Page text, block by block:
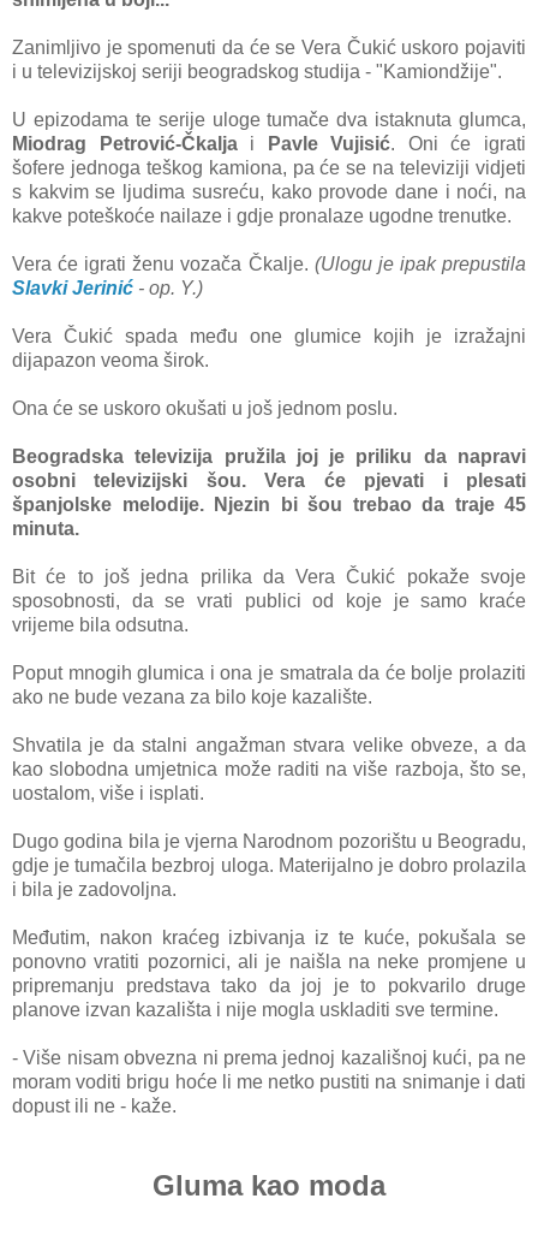
Zanimljivo je spomenuti da će se Vera Čukić uskoro pojaviti
i u televizijskoj seriji beogradskog studija - "Kamiondžije".
U epizodama te serije uloge tumače dva istaknuta glumca,
Miodrag Petrović-Čkaljai Pavle Vujisić. Oni će igrati
šofere jednoga teškog kamiona, pa će se na televiziji vidjeti
s kakvim se ljudima susreću, kako provode dane i noći, na
kakve poteškoće nailaze i gdje pronalaze ugodne trenutke.
Vera će igrati ženu vozača Čkalje. (Ulogu je ipak prepustila
Slavki Jerinić - op. Y.)
Vera Čukić spada među one glumice kojih je izražajni
dijapazon veoma širok.
Ona će se uskoro okušati u još jednom poslu.
Beogradska televizija pružila joj je priliku da napravi
osobni televizijski šou. Vera će pjevati i plesati
španjolske melodije. Njezin bi šou trebao da traje 45
minuta.
Bit će to još jedna prilika da Vera Čukić pokaže svoje
sposobnosti, da se vrati publici od koje je samo kraće
vrijeme bila odsutna.
Poput mnogih glumica i ona je smatrala da će bolje prolaziti
ako ne bude vezana za bilo koje kazalište.
Shvatila je da stalni angažman stvara velike obveze, a da
kao slobodna umjetnica može raditi na više razboja, što se,
uostalom, više i isplati.
Dugo godina bila je vjerna Narodnom pozorištu u Beogradu,
gdje je tumačila bezbroj uloga. Materijalno je dobro prolazila
i bila je zadovoljna.
Međutim, nakon kraćeg izbivanja iz te kuće, pokušala se
ponovno vratiti pozornici, ali je naišla na neke promjene u
pripremanju predstava tako da joj je to pokvarilo druge
planove izvan kazališta i nije mogla uskladiti sve termine.
- Više nisam obvezna ni prema jednoj kazališnoj kući, pa ne
moram voditi brigu hoće li me netko pustiti na snimanje i dati
dopust ili ne - kaže.
Gluma kao moda